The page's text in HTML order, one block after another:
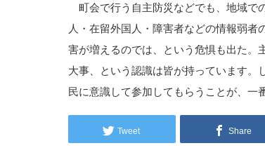
町会で行う自主防災などでも、地域で
人・在留外国人・障害者などの情報弱
害が増えるのでは、という危惧も出た。
大事、という認識は皆が持っています。
民に意識して参加してもらうことが、一
Tweet Share